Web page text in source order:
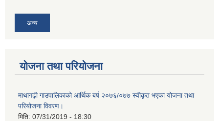
अन्य
योजना तथा परियोजना
माथागढ़ी गाउपालिकाको आर्थिक बर्ष २०७६/०७७ स्वीकृत भएका योजना तथा
परियोजना विवरण।
मिति: 07/31/2019 - 18:30